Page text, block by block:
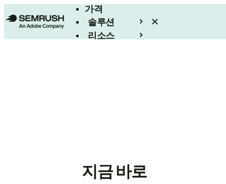
가격
솔루션
리소스
지금 바로